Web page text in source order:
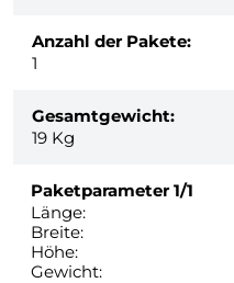
Anzahl der Pakete:
1
Gesamtgewicht:
19 Kg
Paketparameter1/1
Länge:
Breite:
Höhe:
Gewicht: